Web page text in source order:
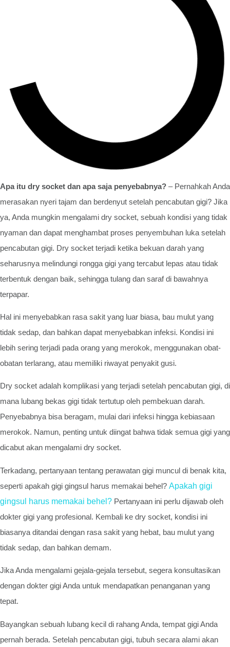
Apa itu dry socket dan apa saja penyebabnya? – Pernahkah Anda
merasakan nyeri tajam dan berdenyut setelah pencabutan gigi? Jika
ya, Anda mungkin mengalami dry socket, sebuah kondisi yang tidak
nyaman dan dapat menghambat proses penyembuhan luka setelah
pencabutan gigi. Dry socket terjadi ketika bekuan darah yang
seharusnya melindungi rongga gigi yang tercabut lepas atau tidak
terbentuk dengan baik, sehingga tulang dan saraf di bawahnya
terpapar.
Hal ini menyebabkan rasa sakit yang luar biasa, bau mulut yang
tidak sedap, dan bahkan dapat menyebabkan infeksi. Kondisi ini
lebih sering terjadi pada orang yang merokok, menggunakan obat-
obatan terlarang, atau memiliki riwayat penyakit gusi.
Dry socket adalah komplikasi yang terjadi setelah pencabutan gigi, di
mana lubang bekas gigi tidak tertutup oleh pembekuan darah.
Penyebabnya bisa beragam, mulai dari infeksi hingga kebiasaan
merokok. Namun, penting untuk diingat bahwa tidak semua gigi yang
dicabut akan mengalami dry socket.
Terkadang, pertanyaan tentang perawatan gigi muncul di benak kita,
seperti apakah gigi gingsul harus memakai behel? Apakah gigi
gingsul harus memakai behel? Pertanyaan ini perlu dijawab oleh
dokter gigi yang profesional. Kembali ke dry socket, kondisi ini
biasanya ditandai dengan rasa sakit yang hebat, bau mulut yang
tidak sedap, dan bahkan demam.
Jika Anda mengalami gejala-gejala tersebut, segera konsultasikan
dengan dokter gigi Anda untuk mendapatkan penanganan yang
tepat.
Bayangkan sebuah lubang kecil di rahang Anda, tempat gigi Anda
pernah berada. Setelah pencabutan gigi, tubuh secara alami akan